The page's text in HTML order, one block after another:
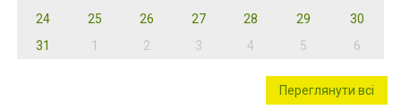
24
25 26 27 28 29
30
31
1 2 3 4 5 6
Переглянути всі